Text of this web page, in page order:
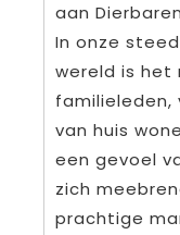
aan
In onze
wereld is het
familieleden,
van huis
een gevoel
zich
prachtige